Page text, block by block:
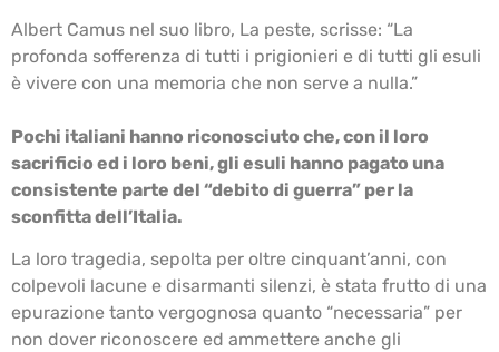
Albert Camus nel suo libro, La peste, scrisse: “La
profonda sofferenza di tutti i prigionieri e di tutti gli esuli
è vivere con una memoria che non serve a nulla.”
Pochi italiani hanno riconosciuto che, con il loro
sacrificio ed i loro beni, gli esuli hanno pagato una
consistente parte del “debito di guerra” per la
sconfitta dell’Italia.
La loro tragedia, sepolta per oltre cinquant’anni, con
colpevoli lacune e disarmanti silenzi, è stata frutto di una
epurazione tanto vergognosa quanto “necessaria” per
non dover riconoscere ed ammettere anche gli